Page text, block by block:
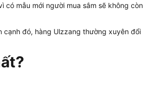
có mẫu mới người mua sắm sẽ không còn
cạnh đó, hàng Ulzzang thường xuyên đổi